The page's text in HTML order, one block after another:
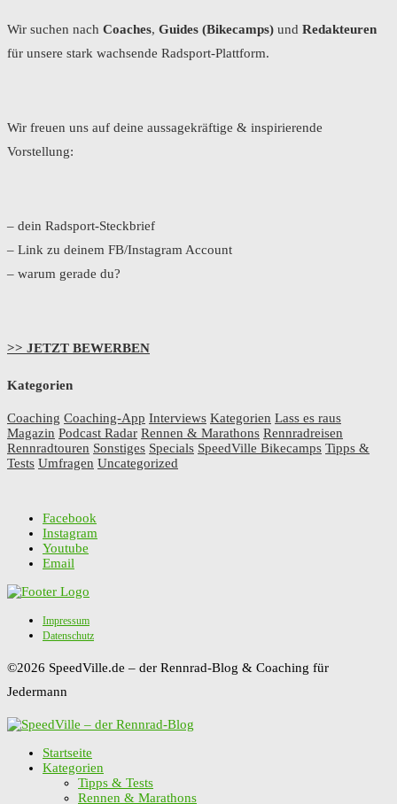
Wir suchen nach Coaches, Guides (Bikecamps) und Redakteuren
für unsere stark wachsende Radsport-Plattform.
Wir freuen uns auf deine aussagekräftige & inspirierende
Vorstellung:
– dein Radsport-Steckbrief
– Link zu deinem FB/Instagram Account
– warum gerade du?
>> JETZT BEWERBEN
Kategorien
Coaching Coaching-App Interviews Kategorien Lass es raus
Magazin Podcast Radar Rennen & Marathons Rennradreisen
Rennradtouren Sonstiges Specials SpeedVille Bikecamps Tipps &
Tests Umfragen Uncategorized
Facebook
Instagram
Youtube
Email
Impressum
Datenschutz
©2026 SpeedVille.de – der Rennrad-Blog & Coaching für
Jedermann
Startseite
Kategorien
Tipps & Tests
Rennen & Marathons